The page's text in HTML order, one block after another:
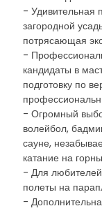
- Удивительная
загородной
потрясающая
-
кандидаты в
подготовку по
- Огромный
волейбол,
сауне,
катание на
- Для
полеты на
-